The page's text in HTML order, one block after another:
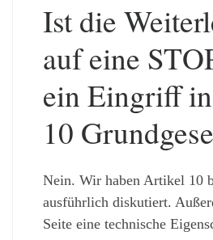
Ist die
auf eine
ein Eingriff
10
Nein. Wir haben Artikel 10
ausführlich diskutiert.
Seite eine technische